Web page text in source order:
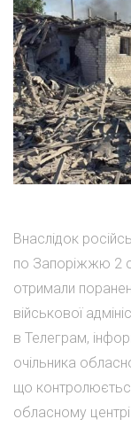
Внаслідок
по Запоріжжю 2
отримали
військової
в Телеграм,
очільника
що
обласному